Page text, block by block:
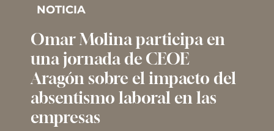
NOTICIA
Omar Molina participa en
una jornada de CEOE
Aragón sobre el impacto del
absentismo laboral en las
empresas